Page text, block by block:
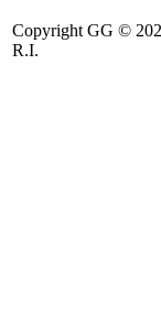
Copyright GG ©
R.I.